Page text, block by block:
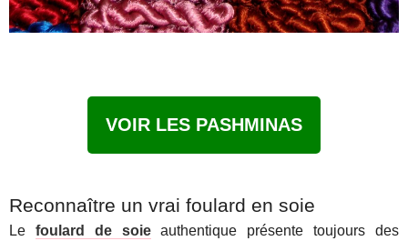
VOIR LES PASHMINAS
Reconnaître un vrai foulard en soie
Le foulard de soieauthentique présente toujours des